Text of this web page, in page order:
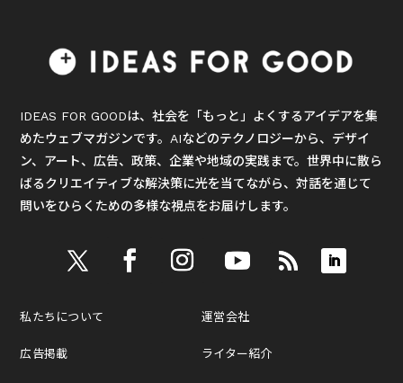
IDEAS FOR GOODは、社会を「もっと」よくするアイデアを集
めたウェブマガジンです。AIなどのテクノロジーから、デザイ
ン、アート、広告、政策、企業や地域の実践まで。世界中に散ら
ばるクリエイティブな解決策に光を当てながら、対話を通じて
問いをひらくための多様な視点をお届けします。
私たちについて
広告掲載
運営会社
ライター紹介